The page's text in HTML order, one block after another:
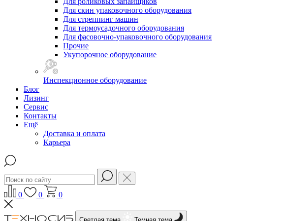
Для скин упаковочного оборудования
Для стреппинг машин
Для термоусадочного оборудования
Для фасовочно-упаковочного оборудования
Прочие
Укупорочное оборудование
Инспекционное оборудование
Блог
Лизинг
Сервис
Контакты
Ещё
Доставка и оплата
Карьера
0 0 0